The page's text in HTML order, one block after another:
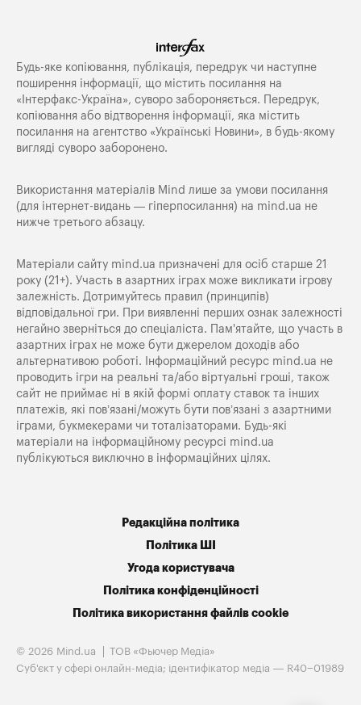
Будь-яке копiювання, публiкацiя, передрук чи наступне
поширення iнформацiї, що мiстить посилання на
«Iнтерфакс-Україна», суворо забороняється. Передрук,
копіювання або відтворення інформації, яка містить
посилання на агентство «Українські Новини», в будь-якому
вигляді суворо заборонено.
Використання матеріалів Mind лише за умови посилання
(для інтернет-видань — гіперпосилання) на mind.ua не
нижче третього абзацу.
Матеріали сайту mind.ua призначені для осіб старше 21
року (21+). Участь в азартних іграх може викликати ігрову
залежність. Дотримуйтесь правил (принципів)
відповідальної гри. При виявленні перших ознак залежності
негайно зверніться до спеціаліста. Пам'ятайте, що участь в
азартних іграх не може бути джерелом доходів або
альтернативою роботі. Інформаційний ресурс mind.ua не
проводить ігри на реальні та/або віртуальні гроші, також
сайт не приймає ні в якій формі оплату ставок та інших
платежів, які пов’язані/можуть бути пов’язані з азартними
іграми, букмекерами чи тоталізаторами. Будь-які
матеріали на інформаційному ресурсі mind.ua
публікуються виключно в інформаційних цілях.
Редакційна політика
Політика ШІ
Угода користувача
Політика конфіденційності
Політика використання файлів cookie
© 2026 Mind.ua
ТОВ «Фьючер Медiа»
Cуб'єкт у сфері онлайн-медіа; ідентифікатор медіа — R40−01989